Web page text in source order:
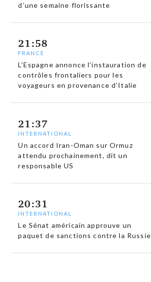
d’une semaine florissante
21:58
FRANCE
L’Espagne annonce l’instauration de
contrôles frontaliers pour les
voyageurs en provenance d’Italie
21:37
INTERNATIONAL
Un accord Iran-Oman sur Ormuz
attendu prochainement, dit un
responsable US
20:31
INTERNATIONAL
Le Sénat américain approuve un
paquet de sanctions contre la Russie